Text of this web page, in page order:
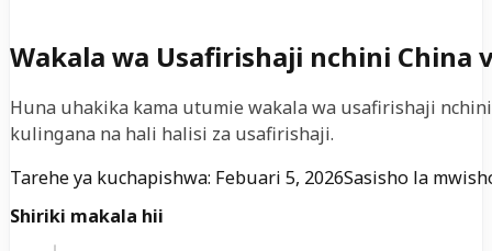
Wakala wa Usafirishaji nchini China
Huna uhakika kama utumie wakala wa usafirishaji
kulingana na hali halisi za usafirishaji.
Tarehe ya kuchapishwa: Febuari 5, 2026Sasisho la
Shiriki makala hii